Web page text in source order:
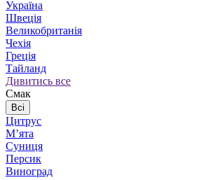
Україна
Швеція
Великобританія
Чехія
Греція
Тайланд
Дивитись все
Смак
Всі
Цитрус
Мʼята
Суниця
Персик
Виноград